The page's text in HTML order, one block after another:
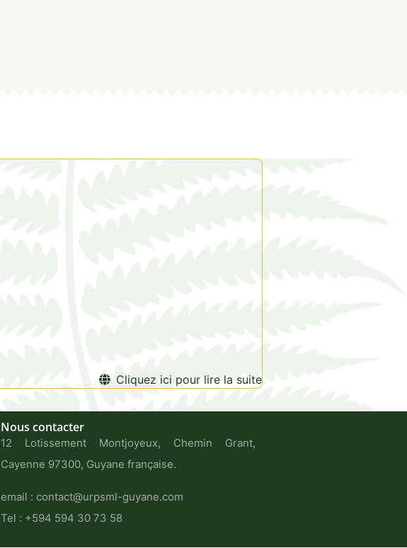
Cliquez ici pour lire la suite
Nous contacter
12 Lotissement Montjoyeux, Chemin Grant,
Cayenne 97300, Guyane française.
email : contact@urpsml-guyane.com
Tel : +594 594 30 73 58